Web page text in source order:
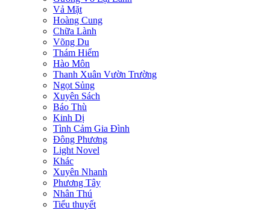
Vả Mặt
Hoàng Cung
Chữa Lành
Võng Du
Thám Hiểm
Hào Môn
Thanh Xuân Vườn Trường
Ngọt Sủng
Xuyên Sách
Báo Thù
Kinh Dị
Tình Cảm Gia Đình
Đông Phương
Light Novel
Khác
Xuyên Nhanh
Phương Tây
Nhân Thú
Tiểu thuyết